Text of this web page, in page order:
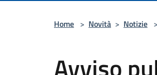
Home > Novità > Notizie >